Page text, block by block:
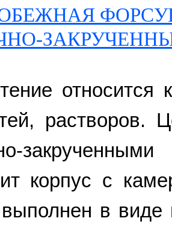
относится
растворов.
корпус с
выполнен в